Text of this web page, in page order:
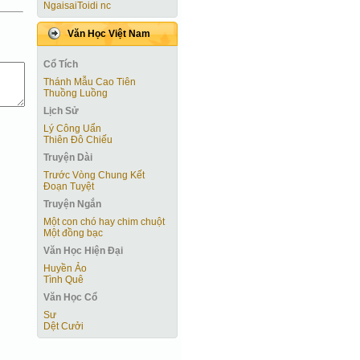
NgaisaiToidi nc
Văn Học Việt Nam
Cổ Tích
Thánh Mẫu Cao Tiên
Thuồng Luồng
Lịch Sử
Lý Công Uẩn
Thiên Đô Chiếu
Truyện Dài
Trước Vòng Chung Kết
Ðoạn Tuyệt
Truyện Ngắn
Một con chó hay chim chuột
Một đồng bạc
Văn Học Hiện Ðại
Huyền Ảo
Tình Quê
Văn Học Cổ
Sư
Dệt Cưởi